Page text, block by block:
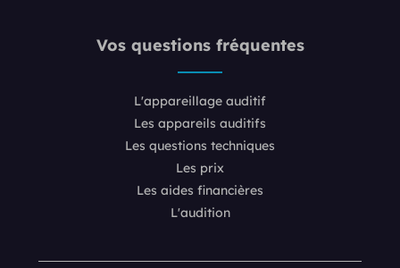
Vos questions fréquentes
L'appareillage auditif
Les appareils auditifs
Les questions techniques
Les prix
Les aides financières
L'audition